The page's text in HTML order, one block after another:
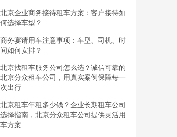
北京企业商务接待租车方案：客户接待如
何选择车型？
商务宴请用车注意事项：车型、司机、时
间如何安排？
北京找租车服务公司怎么选？诚信可靠的
北京分众租车公司，用真实案例保障每一
次出行
北京租车年租多少钱？企业长期租车公司
选择指南，北京分众租车公司提供灵活用
车方案